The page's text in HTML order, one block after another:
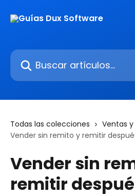
Buscar artículos...
Todas las colecciones Ventas
Vender sin remito y remitir
Vender sin
remitir